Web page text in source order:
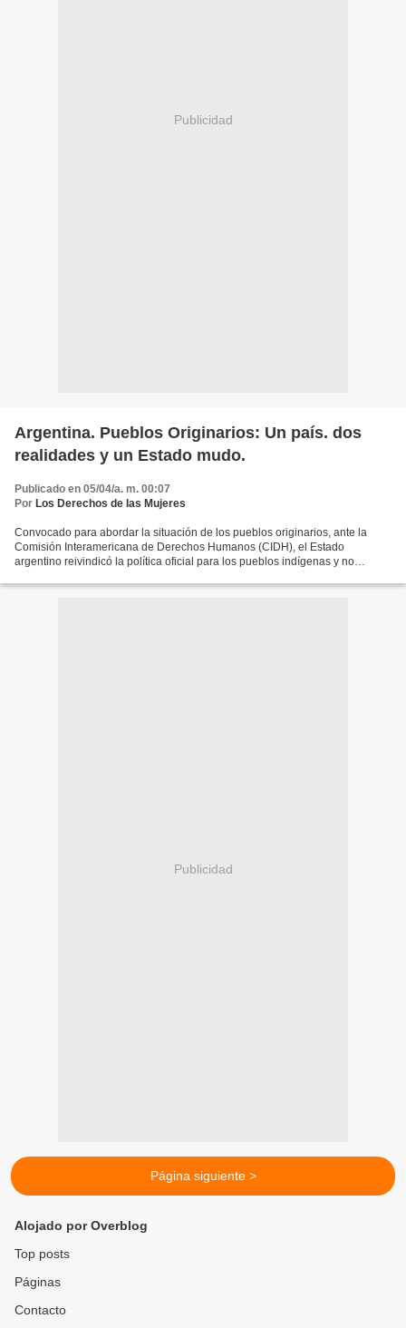
Publicidad
Argentina. Pueblos Originarios: Un país. dos
realidades y un Estado mudo.
Publicado en 05/04/a. m. 00:07
Por Los Derechos de las Mujeres
Convocado para abordar la situación de los pueblos originarios, ante la
Comisión Interamericana de Derechos Humanos (CIDH), el Estado
argentino reivindicó la política oficial para los pueblos indígenas y no
Publicidad
Página siguiente >
Alojado por Overblog
Top posts
Páginas
Contacto